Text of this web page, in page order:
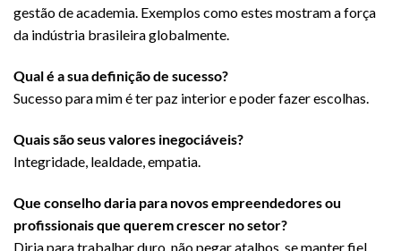
gestão de academia. Exemplos como estes mostram a força
da indústria brasileira globalmente.
Qual é a sua definição de sucesso?
Sucesso para mim é ter paz interior e poder fazer escolhas.
Quais são seus valores inegociáveis?
Integridade, lealdade, empatia.
Que conselho daria para novos empreendedores ou
profissionais que querem crescer no setor?
Diria para trabalhar duro, não pegar atalhos, se manter fiel